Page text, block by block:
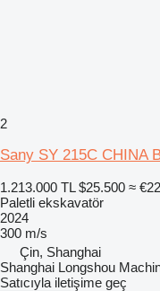
2
Sany SY 215C CHINA
1.213.000 TL $25.500 ≈
Paletli ekskavatör
2024
300 m/s
Çin, Shanghai
Shanghai Longshou
Satıcıyla iletişime geç